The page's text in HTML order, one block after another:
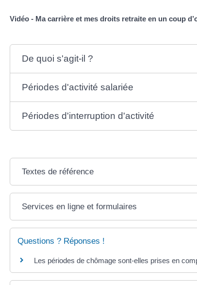
Vidéo - Ma carrière et mes droits retraite en un coup
De quoi s'agit-il ?
Périodes d'activité salariée
Périodes d'interruption d'activité
Textes de référence
Services en ligne et formulaires
Questions ? Réponses !
Les périodes de chômage sont-elles prises en